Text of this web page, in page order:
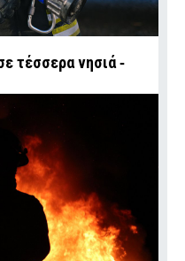
τέσσερα νησιά ‑